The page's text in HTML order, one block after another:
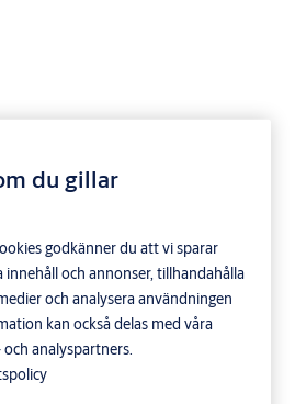
du gillar
godkänner du att vi sparar
innehåll och annonser, tillhandahålla
och analysera användningen
kan också delas med våra
analyspartners.